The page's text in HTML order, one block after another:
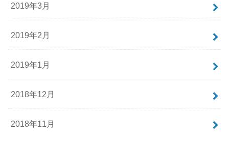
2019年3月
2019年2月
2019年1月
2018年12月
2018年11月